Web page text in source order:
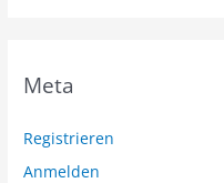
Meta
Registrieren
Anmelden